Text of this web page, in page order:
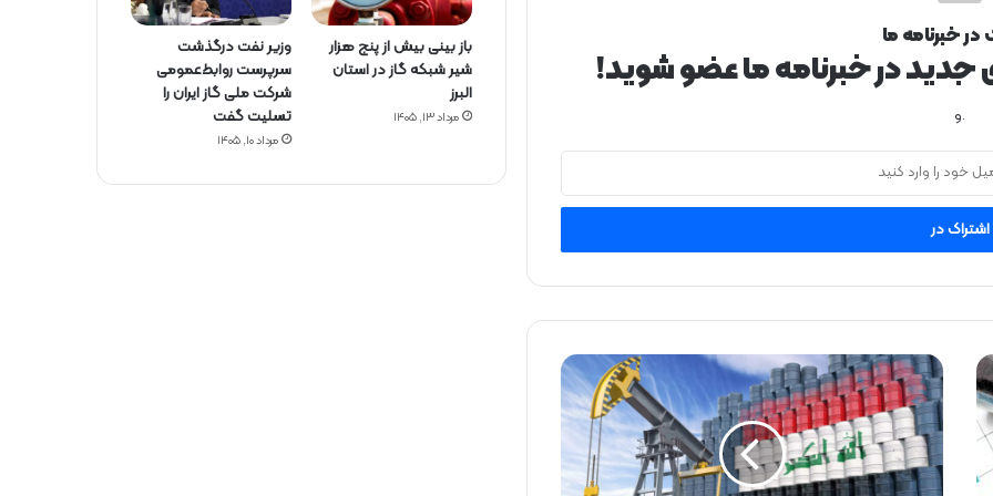
در خبرنامه ما
جدید در خبرنامه ما عضو شوید!
.و
ص
ا
د
ر
ا
ت
باز بینی بیش از پنج هزار
شیر شبکه گاز در استان
البرز
مرداد ۱۳, ۱۴۰۵
وزیر نفت درگذشت
سرپرست روابط‌عمومی
شرکت ملی گاز ایران را
تسلیت گفت
مرداد ۱۰, ۱۴۰۵